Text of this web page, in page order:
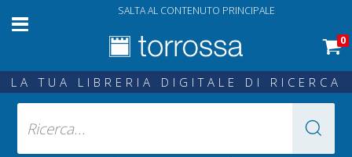
SALTA AL CONTENUTO PRINCIPALE
0
LA TUA LIBRERIA DIGITALE DI RICERCA